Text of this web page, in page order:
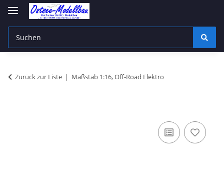
Zurück zur Liste Maßstab 1:16, Off-Road Elektro